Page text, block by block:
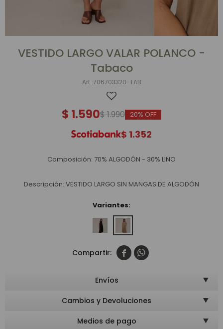
VESTIDO LARGO VALAR POLANCO -
Tabaco
706703320-TAB
$ 1.590$1.990 20
$ 1.352
Composición: 70% ALGODÓN - 30% LINO
Descripción: VESTIDO LARGO SIN MANGAS DE ALGODÓN
Variantes:
 
Envíos
Cambios y Devoluciones
Medios de pago